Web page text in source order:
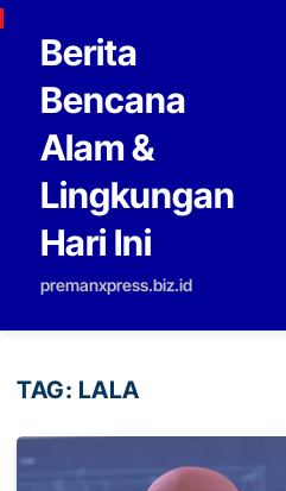
Skip to content
Berita
Bencana
Alam &
Lingkungan
Hari Ini
premanxpress.biz.id
TAG: LALA